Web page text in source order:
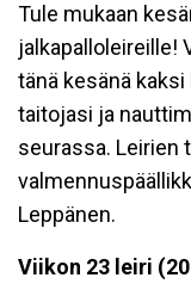
Tule mukaan
jalkapalloleireille!
tänä kesänä
taitojasi ja
seurassa. Leirien
Leppänen.
Viikon 23 leiri